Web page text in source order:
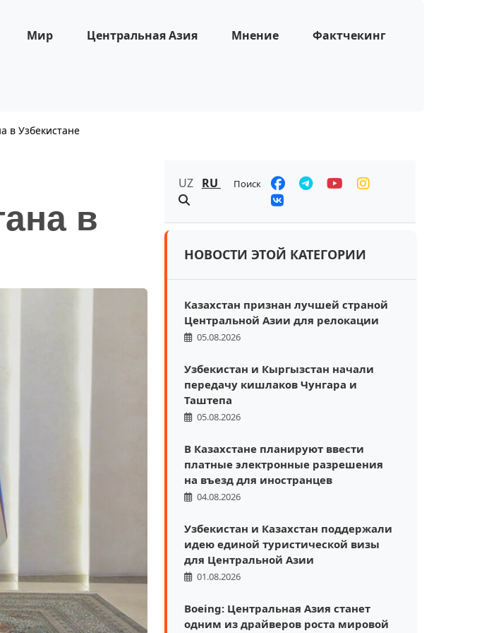
Мир Центральная Азия Мнение Фактчекинг
в Узбекистане
в
UZ RU Поиск
НОВОСТИ ЭТОЙ КАТЕГОРИИ
Казахстан признан лучшей страной
Центральной Азии для релокации
05.08.2026
Узбекистан и Кыргызстан начали
передачу кишлаков Чунгара и
Таштепа
05.08.2026
В Казахстане планируют ввести
платные электронные разрешения
на въезд для иностранцев
04.08.2026
Узбекистан и Казахстан поддержали
идею единой туристической визы
для Центральной Азии
01.08.2026
Boeing: Центральная Азия станет
одним из драйверов роста мировой